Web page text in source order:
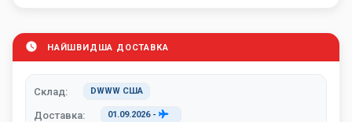
НАЙШВИДША ДОСТАВКА
Склад: DWWW США
Доставка: 01.09.2026-